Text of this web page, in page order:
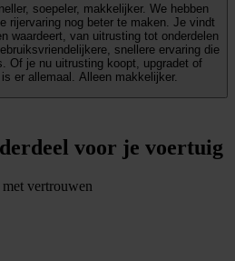
makkelijker. We hebben
rijervaring nog beter te maken. Je vindt
waardeert, van uitrusting tot onderdelen
snellere ervaring die
Of je nu uitrusting koopt, upgradet of
er allemaal. Alleen makkelijker.
voor je voertuig
vertrouwen